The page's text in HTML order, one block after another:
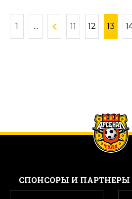
1 ... 11 12 13
CПОНСОРЫ И ПАРТНЕРЫ